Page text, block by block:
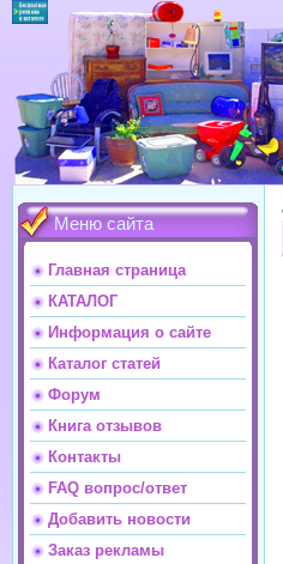
Меню сайта
Главная страница
КАТАЛОГ
Информация о сайте
Каталог статей
Форум
Книга отзывов
Контакты
FAQ вопрос/ответ
Добавить новости
Заказ рекламы